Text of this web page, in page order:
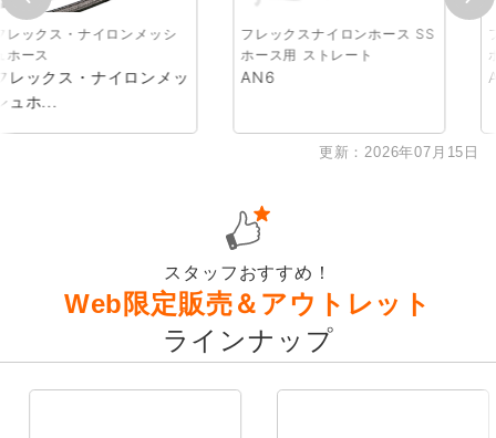
更新：2026年07月15日
ロンメッシ
イロンメッ
ホース用 ストレート
フレックスナ
ホース用 90度
スタッフおすすめ！
Web限定販売＆アウトレット
ラインナップ